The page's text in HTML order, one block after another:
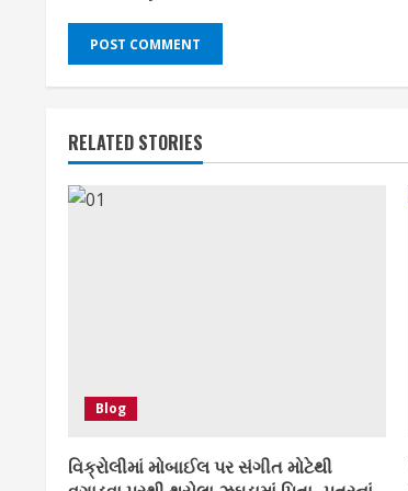
RELATED STORIES
Blog
વિક્રોલીમાં મોબાઈલ પર સંગીત મોટેથી